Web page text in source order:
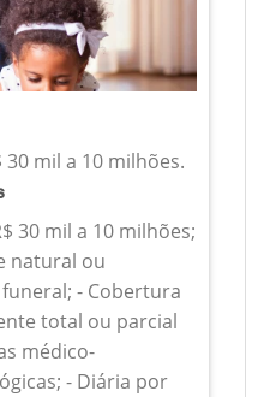
mil a 10 milhões.
30 mil a 10 milhões;
natural ou
- Cobertura
total ou parcial
médico-
- Diária por